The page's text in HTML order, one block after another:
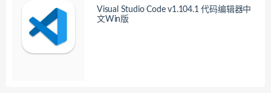
Visual Studio Code v1.104.1 代码编辑器中
文Win版